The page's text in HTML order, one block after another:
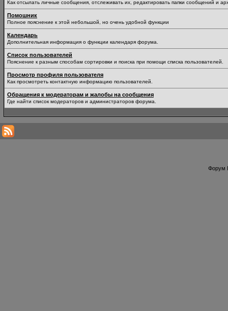
Как отсылать личные сообщения, отслеживать их, редактировать папки сообщений и
Помошник
Полное пояснение к этой небольшой, но очень удобной функции
Календарь
Дополнительная информация о функции календаря форума.
Список пользователей
Пояснение к разным способам сортировки и поиска при помощи списка пользователей.
Просмотр профиля пользователя
Как просмотреть контактную информацию пользователей.
Обращения к модераторам и жалобы на сообщения
Где найти список модераторов и администраторов форума.
Форум